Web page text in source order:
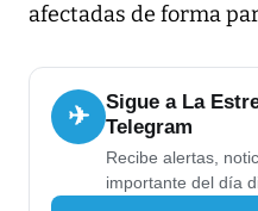
afectadas de forma
✈
Sigue a La
Telegram
Recibe alertas,
importante del día